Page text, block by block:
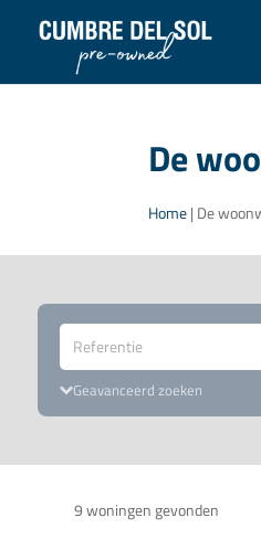
De
Home| De
Geavanceerd zoeken
9 woningen gevonden